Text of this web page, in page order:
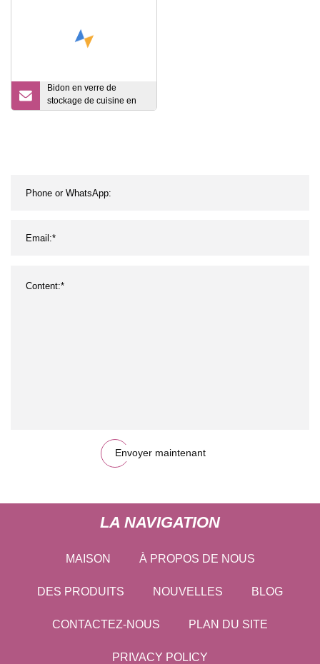
Bidon en verre de
stockage de cuisine en
gros avec couvercle en
Envoyer maintenant
LA NAVIGATION
MAISON À PROPOS DE NOUS
DES PRODUITS NOUVELLES BLOG
CONTACTEZ-NOUS PLAN DU SITE
PRIVACY POLICY